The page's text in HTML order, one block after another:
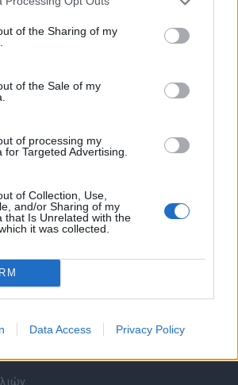
of the Sharing of my
of the Sale of my
of processing my
for Targeted Advertising.
of Collection, Use,
and/or Sharing of my
that Is Unrelated with the
it was collected.
Data Access Privacy Policy
μισθού